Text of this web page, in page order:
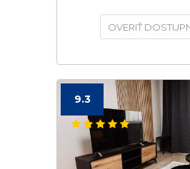
OVERIŤ
9.3